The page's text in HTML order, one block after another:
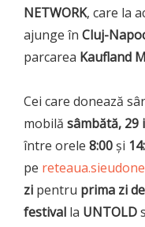
NETWORK, care la
ajunge în Cluj-
parcarea Kaufland
Cei care donează
mobilă sâmbătă, 29
între orele 8:00și
pe
zi pentru prima zi de
festival la UNTOLD